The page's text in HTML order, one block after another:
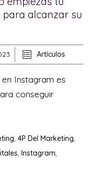
alcanzar su
Artículos
Instagram es
conseguir
, 4P Del Marketing,
, Instagram,